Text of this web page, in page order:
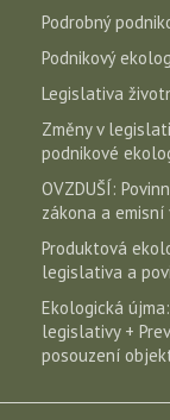
Podrobný
Podnikový
Legislativa
Změny v
podnikové
OVZDUŠÍ:
zákona a emisní
Produktová
legislativa a
Ekologická
legislativy +
posouzení